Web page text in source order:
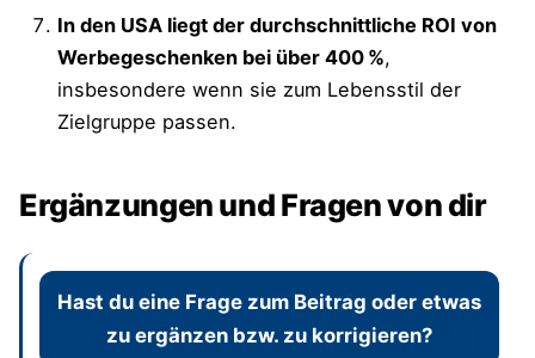
In den USA liegt der durchschnittliche ROI von
Werbegeschenken bei über 400 %,
insbesondere wenn sie zum Lebensstil der
Zielgruppe passen.
Ergänzungen und Fragen von dir
Hast du eine Frage zum Beitrag oder etwas
zu ergänzen bzw. zu korrigieren?